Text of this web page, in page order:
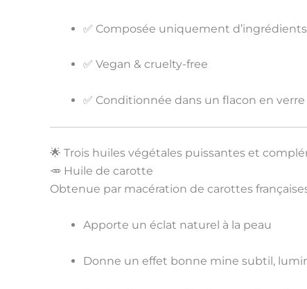
✅ Composée uniquement d’
✅ Vegan & cruelty-free
✅ Conditionnée dans un flacon en
🌟 Trois huiles végétales puissantes et
🥕 Huile de carotte
Obtenue par macération de carottes
Apporte un éclat naturel à la peau
Donne un effet bonne mine subtil,